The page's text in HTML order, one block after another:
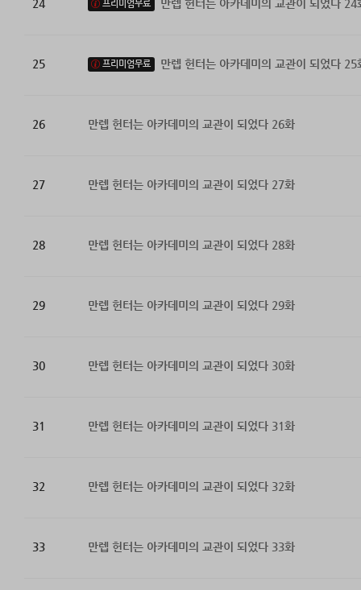
24 프리미엄무료 만렙 헌터는 아카데미의 교관이 되었다 24
25 프리미엄무료 만렙 헌터는 아카데미의 교관이 되었다 25
26 만렙 헌터는 아카데미의 교관이 되었다 26화
27 만렙 헌터는 아카데미의 교관이 되었다 27화
28 만렙 헌터는 아카데미의 교관이 되었다 28화
29 만렙 헌터는 아카데미의 교관이 되었다 29화
30 만렙 헌터는 아카데미의 교관이 되었다 30화
31 만렙 헌터는 아카데미의 교관이 되었다 31화
32 만렙 헌터는 아카데미의 교관이 되었다 32화
33 만렙 헌터는 아카데미의 교관이 되었다 33화